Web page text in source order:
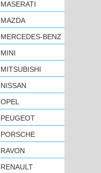
MASERATI
MAZDA
MERCEDES-BENZ
MINI
MITSUBISHI
NISSAN
OPEL
PEUGEOT
PORSCHE
RAVON
RENAULT